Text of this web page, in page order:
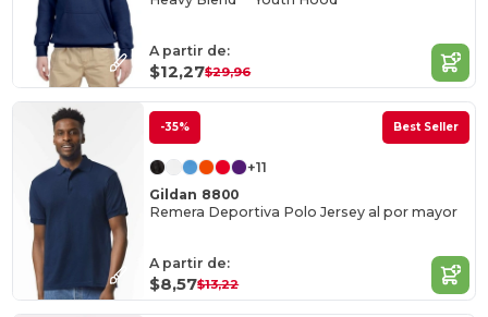
A partir de:
$12,27$29,96
-35% Best Seller
+11
Gildan 8800
Remera Deportiva Polo Jersey al por mayor
A partir de:
$8,57$13,22